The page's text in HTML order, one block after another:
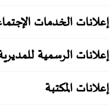
إعلانات الخدمات
إعلانات الرسمية
إعلانات المكتبة